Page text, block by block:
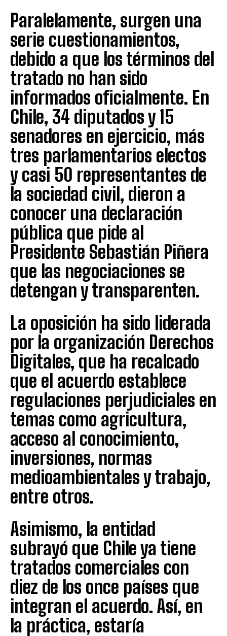
Paralelamente, surgen una
serie cuestionamientos,
debido a que los términos del
tratado no han sido
informados oficialmente. En
Chile, 34 diputados y 15
senadores en ejercicio, más
tres parlamentarios electos
y casi 50 representantes de
la sociedad civil, dieron a
conocer una declaración
pública que pide al
Presidente Sebastián Piñera
que las negociaciones se
detengan y transparenten.
La oposición ha sido liderada
por la organización Derechos
Digitales, que ha recalcado
que el acuerdo establece
regulaciones perjudiciales en
temas como agricultura,
acceso al conocimiento,
inversiones, normas
medioambientales y trabajo,
entre otros.
Asimismo, la entidad
subrayó que Chile ya tiene
tratados comerciales con
diez de los once países que
integran el acuerdo. Así, en
la práctica, estaría